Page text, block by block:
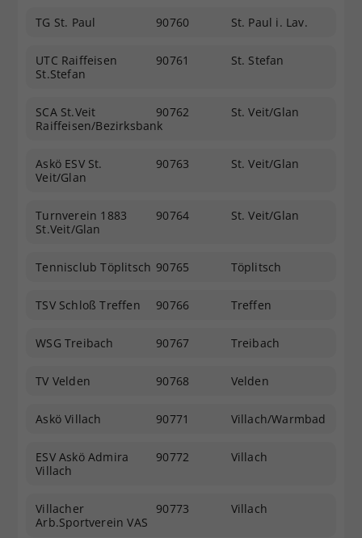
TG St. Paul 90760 St. Paul i. Lav.
UTC Raiffeisen
St.Stefan
90761 St. Stefan
SCA St.Veit
Raiffeisen/Bezirksbank
90762 St. Veit/Glan
Askö ESV St.
Veit/Glan
90763 St. Veit/Glan
Turnverein 1883
St.Veit/Glan
90764 St. Veit/Glan
Tennisclub Töplitsch 90765 Töplitsch
TSV Schloß Treffen 90766 Treffen
WSG Treibach 90767 Treibach
TV Velden 90768 Velden
Askö Villach 90771 Villach/Warmbad
ESV Askö Admira
Villach
90772 Villach
Villacher
Arb.Sportverein VAS
90773 Villach